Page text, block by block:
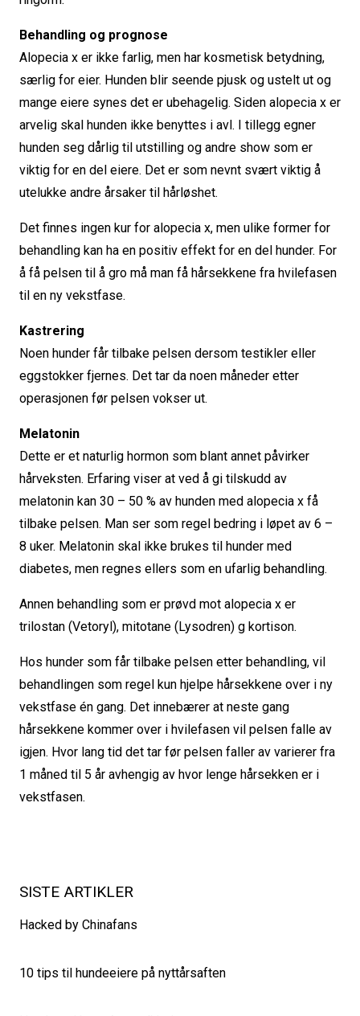
Behandling og prognose
Alopecia x er ikke farlig, men har kosmetisk betydning,
særlig for eier. Hunden blir seende pjusk og ustelt ut og
mange eiere synes det er ubehagelig. Siden alopecia x er
arvelig skal hunden ikke benyttes i avl. I tillegg egner
hunden seg dårlig til utstilling og andre show som er
viktig for en del eiere. Det er som nevnt svært viktig å
utelukke andre årsaker til hårløshet.
Det finnes ingen kur for alopecia x, men ulike former for
behandling kan ha en positiv effekt for en del hunder. For
å få pelsen til å gro må man få hårsekkene fra hvilefasen
til en ny vekstfase.
Kastrering
Noen hunder får tilbake pelsen dersom testikler eller
eggstokker fjernes. Det tar da noen måneder etter
operasjonen før pelsen vokser ut.
Melatonin
Dette er et naturlig hormon som blant annet påvirker
hårveksten. Erfaring viser at ved å gi tilskudd av
melatonin kan 30 – 50 % av hunden med alopecia x få
tilbake pelsen. Man ser som regel bedring i løpet av 6 –
8 uker. Melatonin skal ikke brukes til hunder med
diabetes, men regnes ellers som en ufarlig behandling.
Annen behandling som er prøvd mot alopecia x er
trilostan (Vetoryl), mitotane (Lysodren) g kortison.
Hos hunder som får tilbake pelsen etter behandling, vil
behandlingen som regel kun hjelpe hårsekkene over i ny
vekstfase én gang. Det innebærer at neste gang
hårsekkene kommer over i hvilefasen vil pelsen falle av
igjen. Hvor lang tid det tar før pelsen faller av varierer fra
1 måned til 5 år avhengig av hvor lenge hårsekken er i
vekstfasen.
SISTE ARTIKLER
Hacked by Chinafans
10 tips til hundeeiere på nyttårsaften